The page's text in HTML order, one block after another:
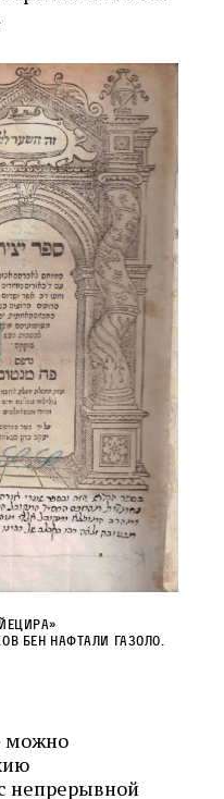
бен Нафтали Газоло.
можно
непрерывной